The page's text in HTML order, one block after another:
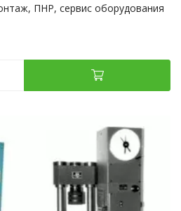
ПНР, сервис оборудования